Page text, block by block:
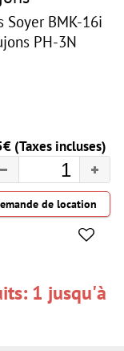
BMK-16i
PH-3N
(Taxes incluses)
1 jusqu'à